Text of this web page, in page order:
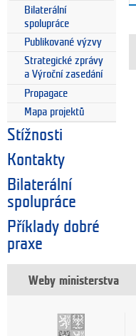
Bilaterální
spolupráce
Publikované výzvy
Strategické zprávy
a Výroční zasedání
Propagace
Mapa projektů
Stížnosti
Kontakty
Bilaterální
spolupráce
Příklady dobré
praxe
Weby ministerstva